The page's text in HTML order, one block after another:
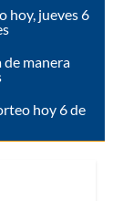
hoy, jueves 6
de manera
hoy 6 de